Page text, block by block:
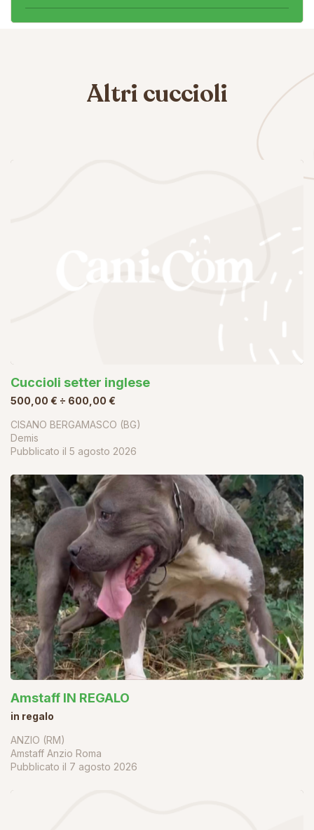
Altri cuccioli
Cuccioli setter inglese
500,00 € ÷ 600,00 €
CISANO BERGAMASCO (BG)
Demis
Pubblicato il 5 agosto 2026
Amstaff IN REGALO
in regalo
ANZIO (RM)
Amstaff Anzio Roma
Pubblicato il 7 agosto 2026